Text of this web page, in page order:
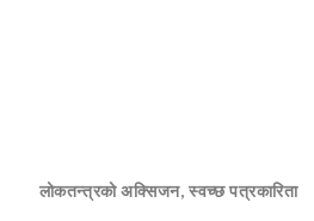
लोकतन्त्रको अक्सिजन, स्वच्छ पत्रकारिता